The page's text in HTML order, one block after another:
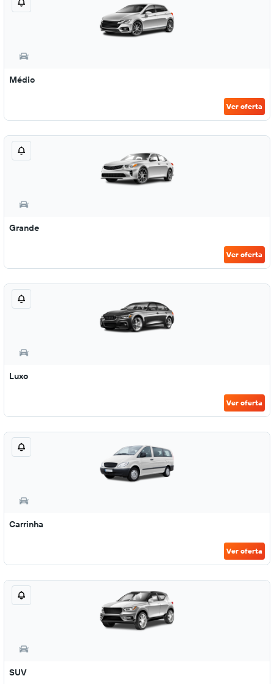
Médio
Ver oferta
Grande
Ver oferta
Luxo
Ver oferta
Carrinha
Ver oferta
SUV